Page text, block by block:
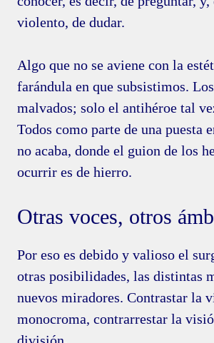
violento, de dudar.
Algo que no se aviene con la
farándula en que subsistimos.
malvados; solo el antihéroe tal
Todos como parte de una puesta
no acaba, donde el guion de los
ocurrir es de hierro.
Otras voces, otros
Por eso es debido y valioso el
otras posibilidades, las distintas
nuevos miradores. Contrastar la
monocroma, contrarrestar la
división.